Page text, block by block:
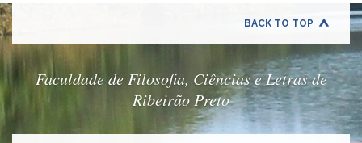
Comissão
de
BACK TO TOP
Faculdade de Filosofia, Ciências e Letras de
Ribeirão Preto